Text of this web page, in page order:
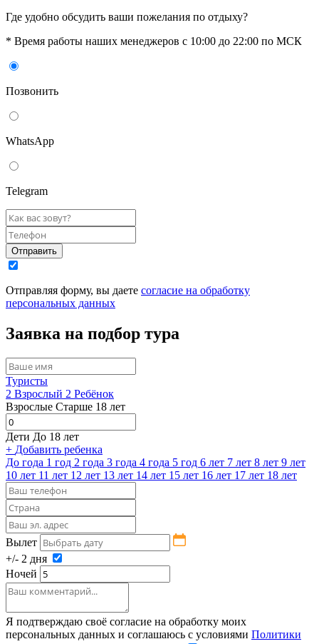
Где удобно обсудить ваши пожелания по отдыху?
* Время работы наших менеджеров с 10:00 до 22:00 по МСК
Позвонить
WhatsАpp
Telegram
Отправить
Отправляя форму, вы даете согласие на обработку
персональных данных
Заявка на подбор тура
Туристы
2 Взрослый 2 Ребёнок
Взрослые Старше 18 лет
Дети До 18 лет
+ Добавить ребенка
До года 1 год 2 года 3 года 4 года 5 год 6 лет 7 лет 8 лет 9 лет
10 лет 11 лет 12 лет 13 лет 14 лет 15 лет 16 лет 17 лет 18 лет
Вылет
+/- 2 дня
Ночей
Я подтверждаю своё согласие на обработку моих
персональных данных и соглашаюсь с условиями Политики